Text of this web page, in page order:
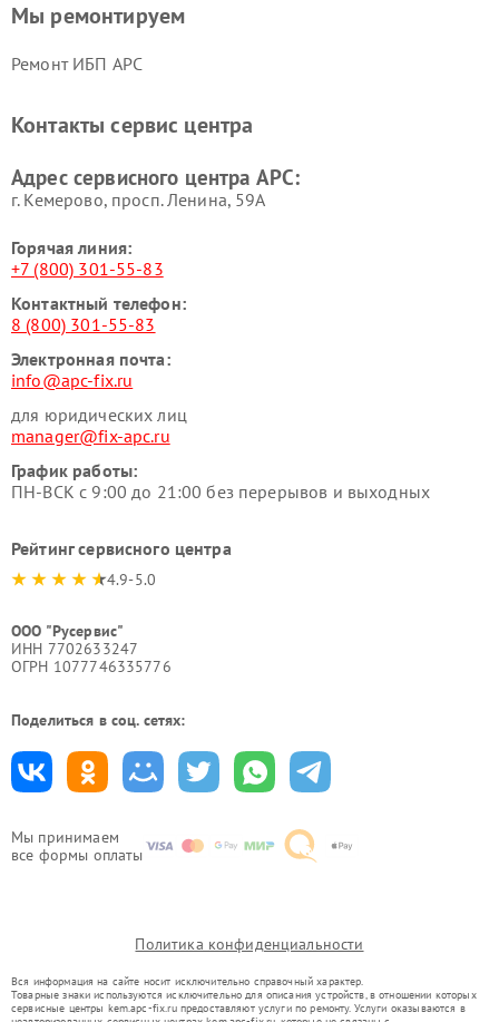
Мы принимаем
все формы оплаты
Мы ремонтируем
Ремонт ИБП APC
Контакты сервис центра
Адрес сервисного центра APC:
г. Кемерово, просп. Ленина, 59А
Горячая линия:
+7 (800) 301-55-83
Контактный телефон:
8 (800) 301-55-83
Электронная почта:
info@apc-fix.ru
для юридических лиц
manager@fix-apc.ru
График работы:
ПН-ВСК с 9:00 до 21:00 без перерывов и выходных
Рейтинг сервисного центра
4.9-5.0
ООО "Русервис"
ИНН 7702633247
ОГРН 1077746335776
Поделиться в соц. сетях:
Политика конфиденциальности
Вся информация на сайте носит исключительно справочный характер.
Товарные знаки используются исключительно для описания устройств, в отношении которых
сервисные центры kem.apc-fix.ru предоставляют услуги по ремонту. Услуги оказываются в